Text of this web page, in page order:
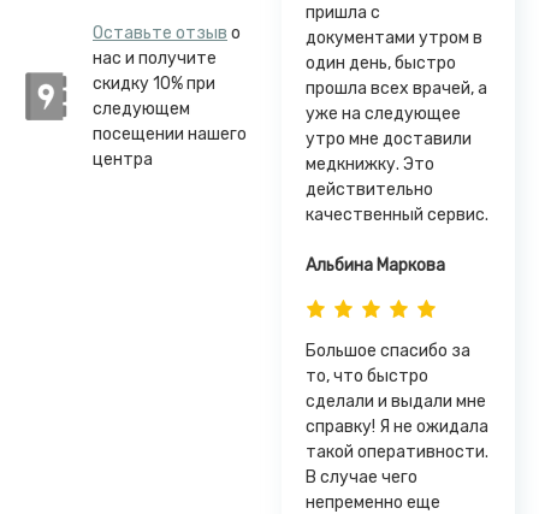
Оставьте отзыв о
нас и получите
скидку 10% при
следующем
посещении нашего
центра
пришла с
документами утром в
один день, быстро
прошла всех врачей, а
уже на следующее
утро мне доставили
медкнижку. Это
действительно
качественный сервис.
Альбина Маркова
Большое спасибо за
то, что быстро
сделали и выдали мне
справку! Я не ожидала
такой оперативности.
В случае чего
непременно еще